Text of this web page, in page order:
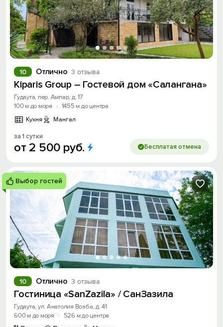
Отлично 3 отзыва
10
Kiparis Group – Гостевой дом «Салангана»
Гудаута, пер. Ампар, д. 17
100 м до моря
· 1455 м до центра
Кухня
Мангал
за 1 сутки
от 2 500 руб. Бесплатая отмена
Выбор гостей
Отлично 3 отзыва
10
Гостиница «SanZazila» / СанЗазила
Гудаута, ул. Анатолия Возба, д. 41
600 м до моря
·
526 м до центра